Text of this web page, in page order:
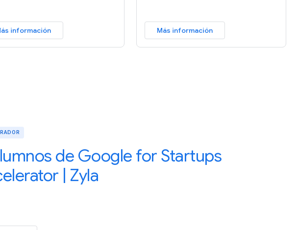
información Más información
de Google for Startups
| Zyla